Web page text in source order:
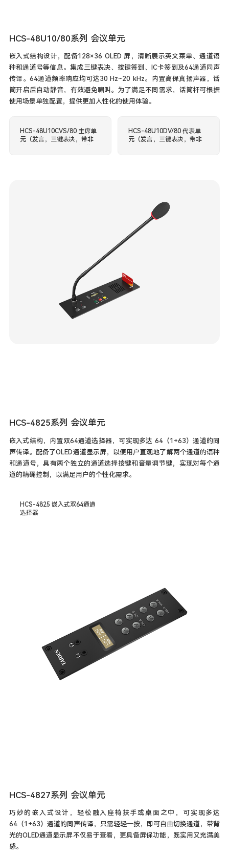
HCS-48U10/80系列 会议单元
嵌入式结构设计，配备128×36 OLED 屏，清晰展示英文菜单、通道语
种和通道号等信息。集成三键表决、按键签到、IC卡签到及64通道同声
传译。64通道频率响应均可达30 Hz~20 kHz。内置高保真扬声器，话
筒开启后自动静音，有效避免啸叫。为了满足不同需求，话筒杆可根据
使用场景单独配置，提供更加人性化的使用体验。
HCS-48U10CVS/80 主席单
元（发言，三键表决，带非
HCS-48U10DV/80 代表单
元（发言，三键表决，带非
HCS-4825系列 会议单元
嵌入式结构，内置双64通道选择器，可实现多达 64（1+63）通道的同
声传译。配备了OLED通道显示屏，以便用户直观地了解两个通道的语种
和通道号，具有两个独立的通道选择按键和音量调节键，实现对每个通
道的精确控制，以满足用户的个性化需求。
HCS-4825 嵌入式双64通道
选择器
HCS-4827系列 会议单元
巧妙的嵌入式设计，轻松融入座椅扶手或桌面之中，可实现多达
64（1+63）通道的同声传译，只需轻轻一按，即可自由切换通道，带背
光的OLED通道显示屏不仅易于查看，更具备屏保功能，既实用又充满美
感。